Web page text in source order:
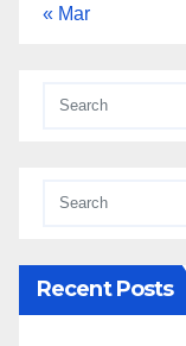
« Mar
Recent Posts